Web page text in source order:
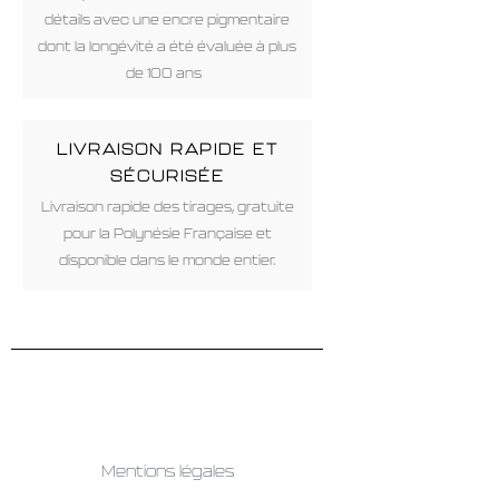
détails avec une encre pigmentaire
dont la longévité a été évaluée à plus
de 100 ans
LIVRAISON RAPIDE ET
SÉCURISÉE
Livraison rapide des tirages, gratuite
pour la Polynésie Française et
disponible dans le monde entier.
Mentions légales